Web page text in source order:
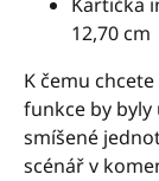
12,70 cm
K čemu
funkce by byly
smíšené
scénář v